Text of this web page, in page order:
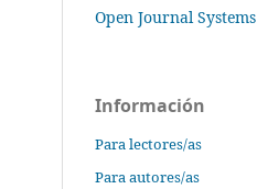
Open Journal Systems
Información
Para lectores/as
Para autores/as